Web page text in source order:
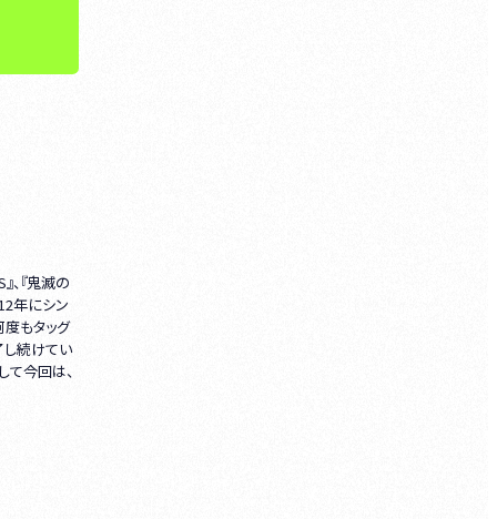
、『鬼滅の
年にシン
もタッグ
し続けてい
て今回は、